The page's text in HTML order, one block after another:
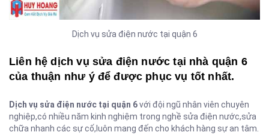
Dịch vụ sửa điện nước tại quận 6
Liên hệ dịch vụ sửa điện nước tại nhà quận 6
của thuận như ý để được phục vụ tốt nhất.
Dịch vụ sửa điện nước tại quận 6với đội ngũ nhân viên chuyên
nghiệp,có nhiều năm kinh nghiệm trong nghề sửa điện nước,sửa
chữa nhanh các sự cố,luôn mang đến cho khách hàng sự an tâm.